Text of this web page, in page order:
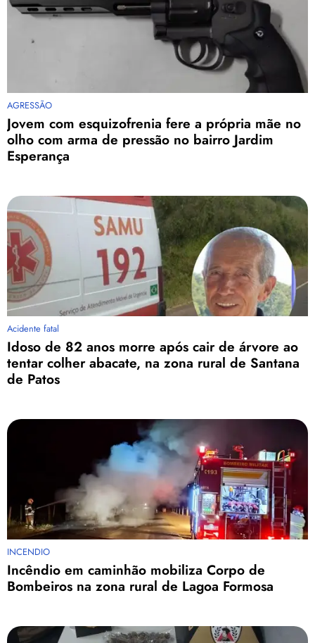
AGRESSÃO
Jovem com esquizofrenia fere a própria mãe no
olho com arma de pressão no bairro Jardim
Esperança
Acidente fatal
Idoso de 82 anos morre após cair de árvore ao
tentar colher abacate, na zona rural de Santana
de Patos
INCENDIO
Incêndio em caminhão mobiliza Corpo de
Bombeiros na zona rural de Lagoa Formosa